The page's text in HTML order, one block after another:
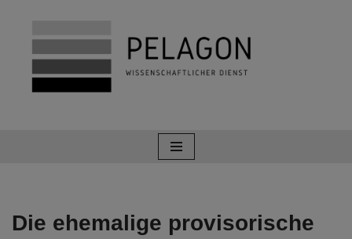
Zum
Inhalt
springen
Die ehemalige provisorische